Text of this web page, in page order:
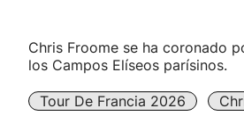
Carreras de montaña
Chris Froome se ha coronado
los Campos Elíseos parísinos.
Tour De Francia 2026